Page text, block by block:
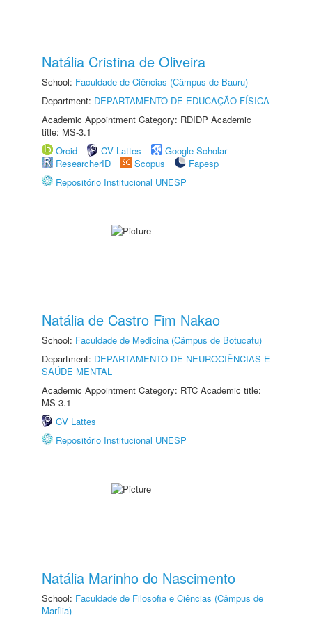
Natália Cristina de Oliveira
School: Faculdade de Ciências (Câmpus de Bauru)
Department: DEPARTAMENTO DE EDUCAÇÃO FÍSICA
Academic Appointment Category: RDIDP Academic
title: MS-3.1
Orcid
CV Lattes
Google Scholar
ResearcherID
Scopus
Fapesp
Repositório Institucional UNESP
Natália de Castro Fim Nakao
School: Faculdade de Medicina (Câmpus de Botucatu)
Department: DEPARTAMENTO DE NEUROCIÊNCIAS E
SAÚDE MENTAL
Academic Appointment Category: RTC Academic title:
MS-3.1
CV Lattes
Repositório Institucional UNESP
Natália Marinho do Nascimento
School: Faculdade de Filosofia e Ciências (Câmpus de
Marília)